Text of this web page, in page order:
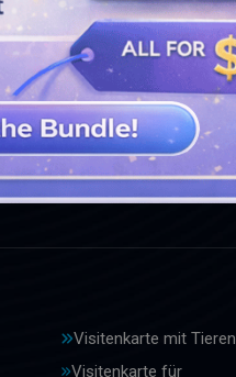
ANSEHEN
Visitenkarte mit Tieren
Visitenkarte für